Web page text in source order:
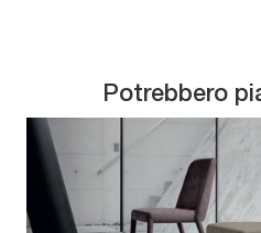
Potrebbero